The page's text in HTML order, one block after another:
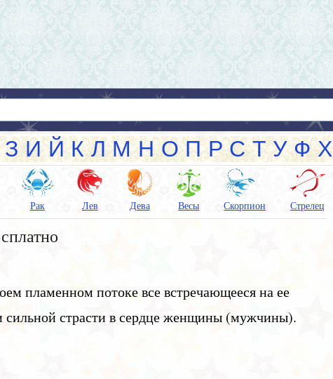
З И Й К Л М Н О П Р С Т У Ф Х
Рак Лев Дева Весы Скорпион Стрелец
пламенном потоке все встречающееся на ее
сильной страсти в сердце женщины (мужчины).